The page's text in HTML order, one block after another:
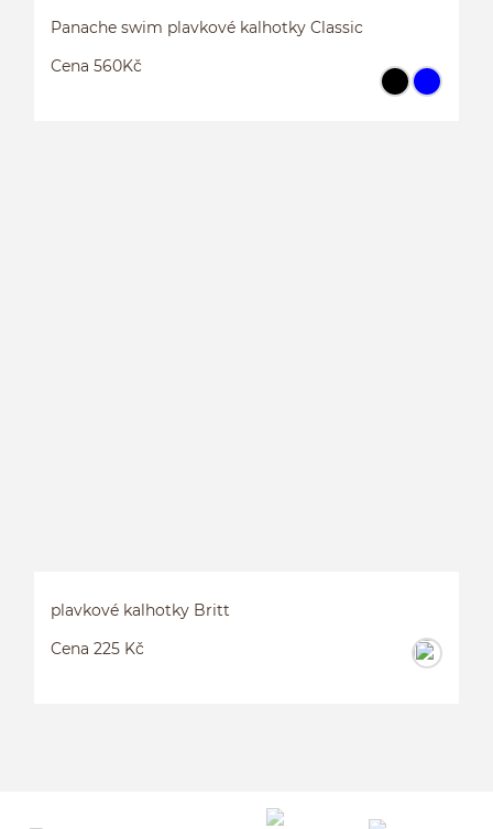
Panache swim plavkové kalhotky Classic
Cena 560Kč
plavkové kalhotky Britt
Cena 225 Kč